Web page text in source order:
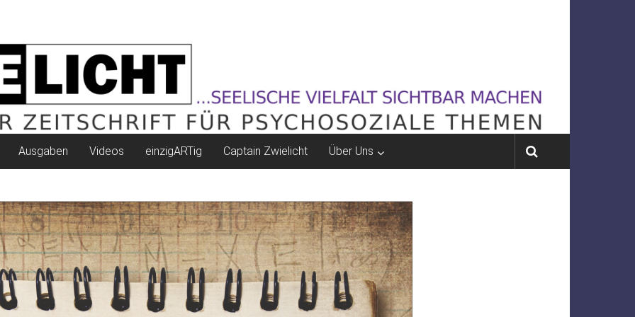
Ausgaben Videos einzigARTig Captain Zwielicht Über Uns